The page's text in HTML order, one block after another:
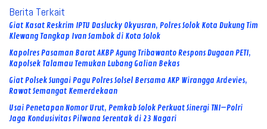
Berita Terkait
Giat Kasat Reskrim IPTU Daslucky Okyusran, Polres Solok Kota Dukung Tim
Klewang Tangkap Ivan Sambok di Kota Solok
Kapolres Pasaman Barat AKBP Agung Tribawanto Respons Dugaan PETI,
Kapolsek Talamau Temukan Lubang Galian Bekas
Giat Polsek Sungai Pagu Polres Solsel Bersama AKP Wirangga Ardevies,
Rawat Semangat Kemerdekaan
Usai Penetapan Nomor Urut, Pemkab Solok Perkuat Sinergi TNI–Polri
Jaga Kondusivitas Pilwana Serentak di 23 Nagari